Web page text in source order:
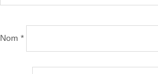
Nom *